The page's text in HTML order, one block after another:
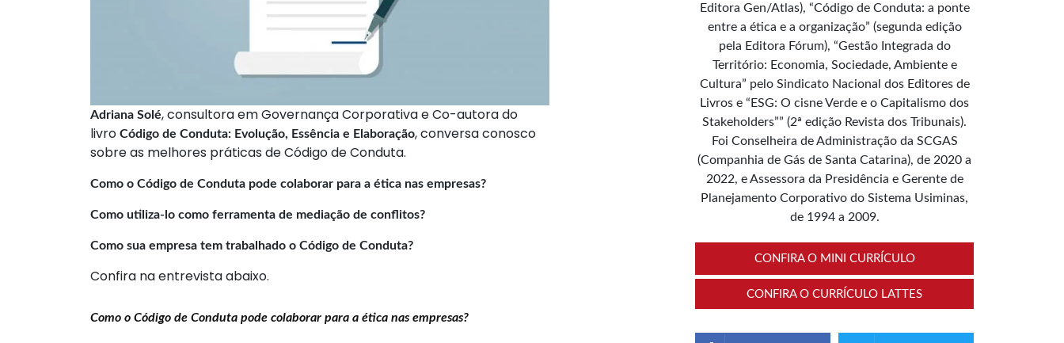
Adriana Solé, consultora em Governança Corporativa e Co-autora do
livro Código de Conduta: Evolução, Essência e Elaboração, conversa conosco
sobre as melhores práticas de Código de Conduta.
Como o Código de Conduta pode colaborar para a ética nas empresas?
Como utiliza-lo como ferramenta de mediação de conflitos?
Como sua empresa tem trabalhado o Código de Conduta?
Confira na entrevista abaixo.
Como o Código de Conduta pode colaborar para a ética nas empresas?
Editora Gen/Atlas), “Código de Conduta: a ponte
entre a ética e a organização” (segunda edição
pela Editora Fórum), “Gestão Integrada do
Território: Economia, Sociedade, Ambiente e
Cultura” pelo Sindicato Nacional dos Editores de
Livros e “ESG: O cisne Verde e o Capitalismo dos
Stakeholders”” (2ª edição Revista dos Tribunais).
Foi Conselheira de Administração da SCGAS
(Companhia de Gás de Santa Catarina), de 2020 a
2022, e Assessora da Presidência e Gerente de
Planejamento Corporativo do Sistema Usiminas,
de 1994 a 2009.
CONFIRA O MINI CURRÍCULO
CONFIRA O CURRÍCULO LATTES